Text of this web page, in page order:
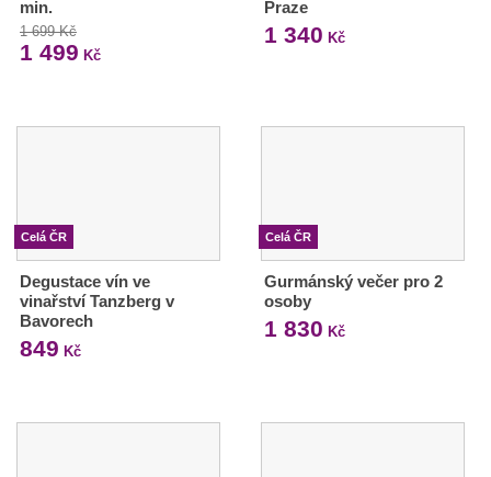
min.
1 699 Kč
1 499 Kč
Praze
1 340 Kč
Celá ČR
Degustace vín ve
vinařství Tanzberg v
Bavorech
849 Kč
Celá ČR
Gurmánský večer pro 2
osoby
1 830 Kč